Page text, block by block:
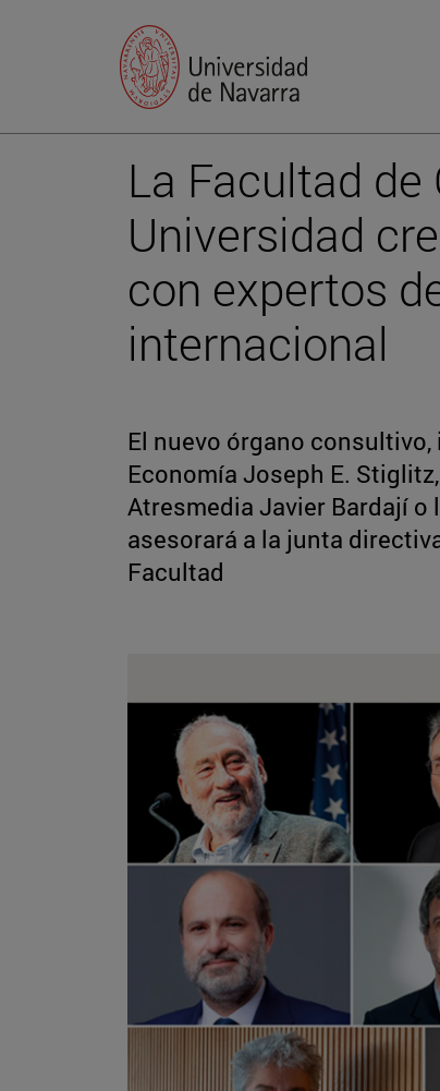
La Facultad
Universidad
con expertos
internacional
El nuevo órgano
Economía Joseph E.
Atresmedia Javier Bardají o
asesorará a la junta
Facultad